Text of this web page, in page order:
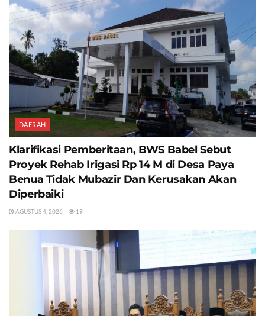
DAERAH
Klarifikasi Pemberitaan, BWS Babel Sebut
Proyek Rehab Irigasi Rp 14 M di Desa Paya
Benua Tidak Mubazir Dan Kerusakan Akan
Diperbaiki
AGUSTUS 4, 2026 19